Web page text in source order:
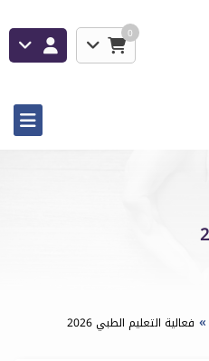
0
فعالية التعليم الطبي 2026